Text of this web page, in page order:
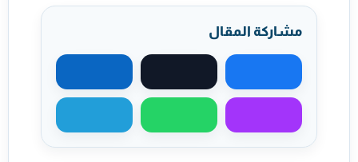
مشاركة المقال
مشاركة على فيسبوكمشاركة على X مشاركة على
مشاركة عبر ماسنجرمشاركة عبر واتسابمشاركة عبر